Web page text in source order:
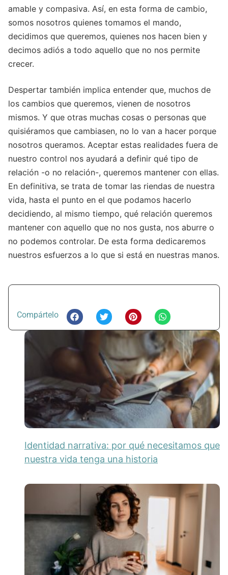
amable y compasiva. Así, en esta forma de cambio,
somos nosotros quienes tomamos el mando,
decidimos que queremos, quienes nos hacen bien y
decimos adiós a todo aquello que no nos permite
crecer.
Despertar también implica entender que, muchos de
los cambios que queremos, vienen de nosotros
mismos. Y que otras muchas cosas o personas que
quisiéramos que cambiasen, no lo van a hacer porque
nosotros queramos. Aceptar estas realidades fuera de
nuestro control nos ayudará a definir qué tipo de
relación -o no relación-, queremos mantener con ellas.
En definitiva, se trata de tomar las riendas de nuestra
vida, hasta el punto en el que podamos hacerlo
decidiendo, al mismo tiempo, qué relación queremos
mantener con aquello que no nos gusta, nos aburre o
no podemos controlar. De esta forma dedicaremos
nuestros esfuerzos a lo que si está en nuestras manos.
Compártelo
Identidad narrativa: por qué necesitamos que
nuestra vida tenga una historia